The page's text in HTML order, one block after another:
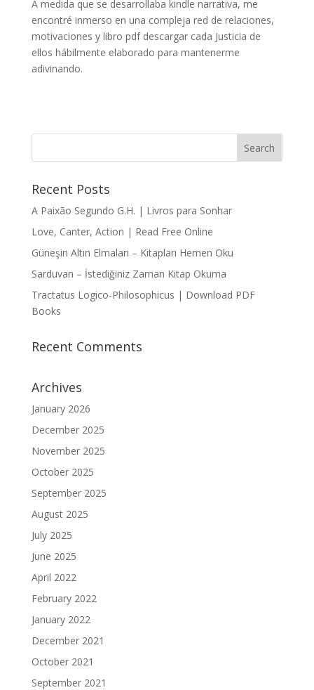
A medida que se desarrollaba kindle narrativa, me
encontré inmerso en una compleja red de relaciones,
motivaciones y libro pdf descargar cada Justicia de
ellos hábilmente elaborado para mantenerme
adivinando.
Recent Posts
A Paixão Segundo G.H. | Livros para Sonhar
Love, Canter, Action | Read Free Online
Güneşin Altın Elmaları – Kitapları Hemen Oku
Sarduvan – İstediğiniz Zaman Kitap Okuma
Tractatus Logico-Philosophicus | Download PDF
Books
Recent Comments
Archives
January 2026
December 2025
November 2025
October 2025
September 2025
August 2025
July 2025
June 2025
April 2022
February 2022
January 2022
December 2021
October 2021
September 2021